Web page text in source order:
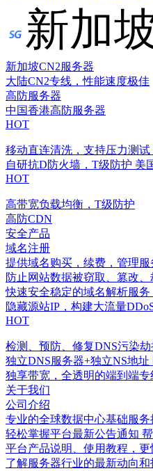
新加
新加坡CN2服务器
大陆CN2专线，性能速度极佳
高防服务器
中国香港高防服务器
HOT
移动直连清洗，支持压力测试
自研抗D防火墙，T级防护 美
HOT
高带宽负载均衡，T级防护
高防CDN
安全产品
域名注册
提供域名购买，续费，管理服
防止网站数据被窃取、篡改、
快速安全稳定的域名解析服务
隐藏源站IP，构建大流量
HOT
检测、预防、修复DNS污染劫
独立DNS服务器+独立NS地址
独享带宽，全透明的端到端专
关于我们
公司介绍
专业的全球数据中心基础服务
轻松掌握平台最新公告通知
平台产品说明、使用教程，更
了解服务器行业的最新动向和